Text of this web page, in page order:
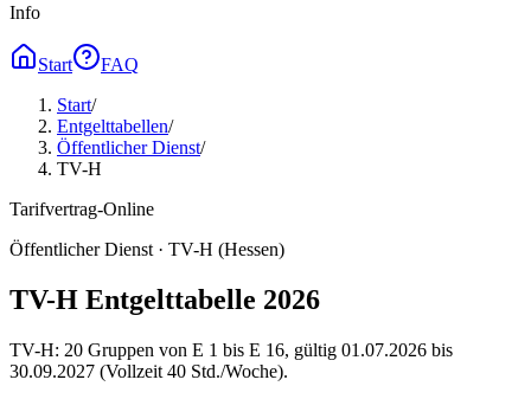
Info
Start
FAQ
Start/
Entgelttabellen/
Öffentlicher Dienst/
TV-H
Tarifvertrag-Online
Öffentlicher Dienst · TV-H (Hessen)
TV-H Entgelttabelle 2026
TV-H: 20 Gruppen von E 1 bis E 16, gültig 01.07.2026 bis
30.09.2027 (Vollzeit 40 Std./Woche).